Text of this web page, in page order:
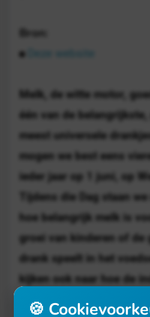
Bron:
Deze website
Melk, de witte motor,
één van de
meest universele
mogen we best eens
ieder jaar op 1 juni, op
Tijdens die Dag staan
hoe belangrijk melk is
groei van kinderen of de
drank speelt in het
kijken ook naar hoe de
aan economische groei
🍪